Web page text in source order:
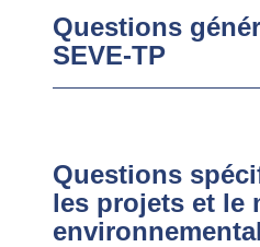
Questions
SEVE-TP
Questions
les projets et le